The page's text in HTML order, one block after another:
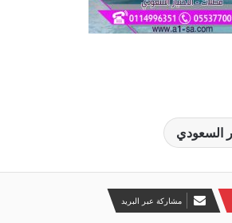
السعودي
مشاركة عبر البريد